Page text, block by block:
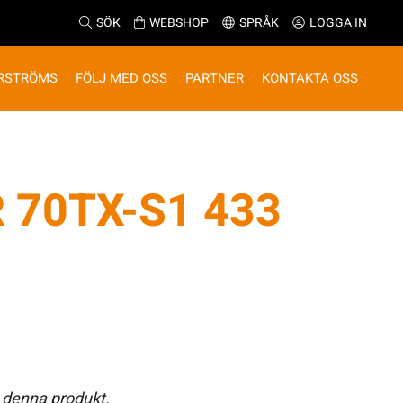
SÖK WEBSHOP SPRÅK LOGGA IN
FÖLJ MED OSS PARTNER KONTAKTA OSS
70TX-S1 433